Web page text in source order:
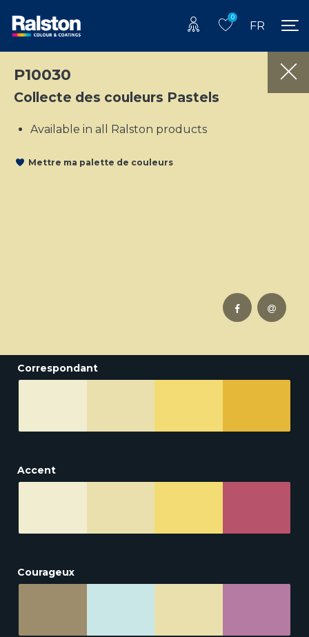
0
FR
P10030
Collecte des couleurs Pastels
Available in all Ralston products
Mettre ma palette de couleurs
Correspondant
Accent
Courageux